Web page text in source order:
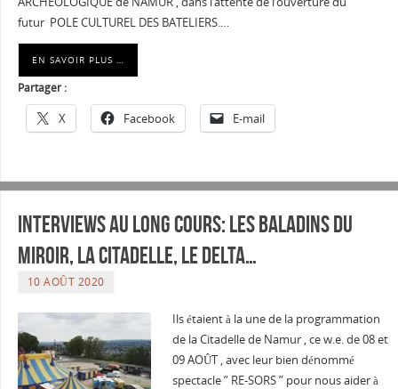
futur POLE CULTUREL DES BATELIERS.…
EN SAVOIR PLUS …
Partager :
X Facebook E-mail
Interviews au long cours: Les Baladins du
Miroir, La Citadelle, Le Delta…
10 AOÛT 2020
Ils étaient à la une de la programmation
de la Citadelle de Namur , ce w.e. de 08 et
09 AOÛT , avec leur bien dénommé
spectacle ” RE-SORS ” pour nous aider à